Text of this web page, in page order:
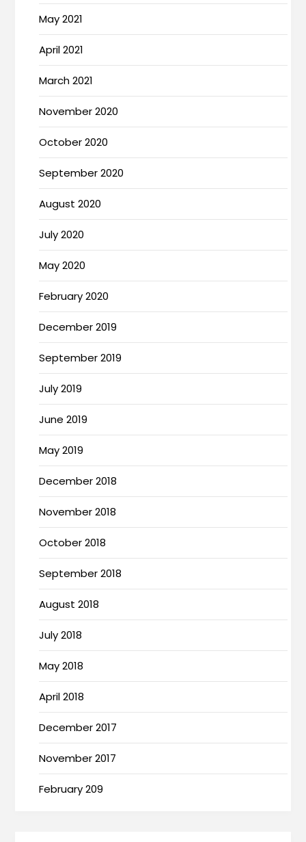
May 2021
April 2021
March 2021
November 2020
October 2020
September 2020
August 2020
July 2020
May 2020
February 2020
December 2019
September 2019
July 2019
June 2019
May 2019
December 2018
November 2018
October 2018
September 2018
August 2018
July 2018
May 2018
April 2018
December 2017
November 2017
February 209